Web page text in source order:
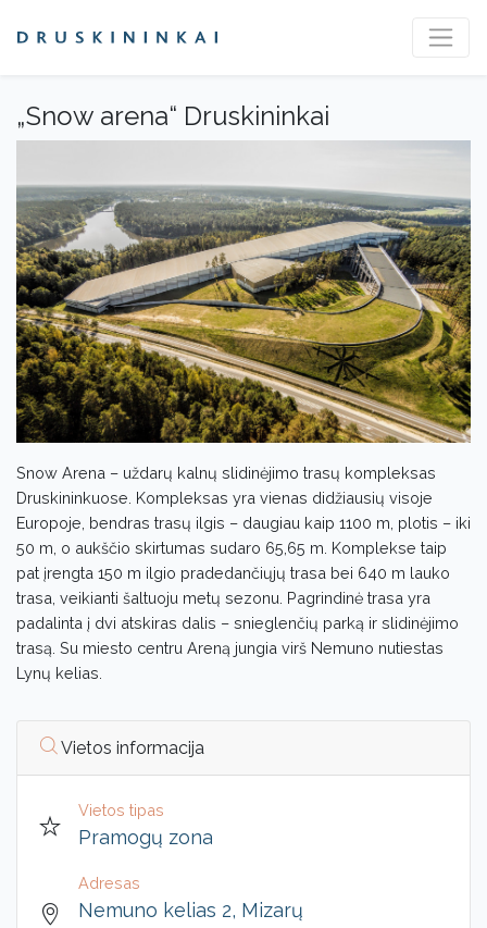
„Snow arena“ Druskininkai
Snow Arena – uždarų kalnų slidinėjimo trasų kompleksas
Druskininkuose. Kompleksas yra vienas didžiausių visoje
Europoje, bendras trasų ilgis – daugiau kaip 1100 m, plotis – iki
50 m, o aukščio skirtumas sudaro 65,65 m. Komplekse taip
pat įrengta 150 m ilgio pradedančiųjų trasa bei 640 m lauko
trasa, veikianti šaltuoju metų sezonu. Pagrindinė trasa yra
padalinta į dvi atskiras dalis – snieglenčių parką ir slidinėjimo
trasą. Su miesto centru Areną jungia virš Nemuno nutiestas
Lynų kelias.
Vietos informacija
Vietos tipas
Pramogų zona
Adresas
Nemuno kelias 2, Mizarų